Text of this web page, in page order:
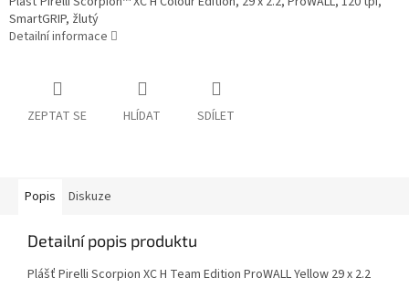
SmartGRIP, žlutý
Detailní informace
ZEPTAT SE HLÍDAT SDÍLET
Popis Diskuze
Detailní popis produktu
Plášť Pirelli Scorpion XC H Team Edition ProWALL Yellow 29 x 2.2